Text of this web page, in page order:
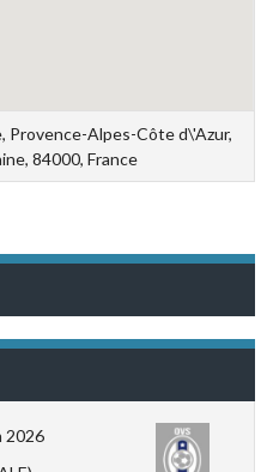
Provence-Alpes-Côte d\'Azur,
84000, France
2026